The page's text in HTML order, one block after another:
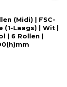
(Midi) | FSC-
(1-Laags) | Wit |
| 6 Rollen |